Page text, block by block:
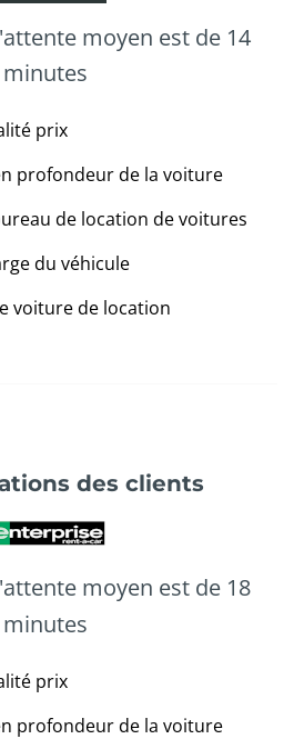
moyen est de 14
minutes
prix
profondeur de la voiture
de location de voitures
du véhicule
voiture de location
des clients
moyen est de 18
minutes
prix
profondeur de la voiture